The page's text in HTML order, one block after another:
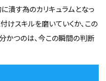
潰す為のカリキュラムとなっ
けスキルを磨いていくか、この
かつのは、今この瞬間の判断